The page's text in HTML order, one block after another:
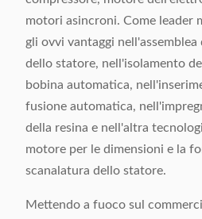
motori asincroni. Come leader
gli ovvi vantaggi
dello statore, nell'isolamento
bobina automatica,
fusione automatica,
della resina e nell'altra
motore per le dimensioni e la
scanalatura dello statore.
Mettendo a fuoco sul